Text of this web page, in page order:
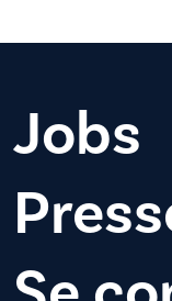
Jobs